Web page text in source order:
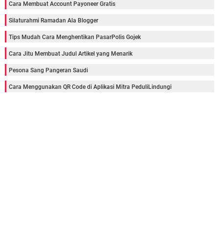
Cara Membuat Account Payoneer Gratis
Silaturahmi Ramadan Ala Blogger
Tips Mudah Cara Menghentikan PasarPolis Gojek
Cara Jitu Membuat Judul Artikel yang Menarik
Pesona Sang Pangeran Saudi
Cara Menggunakan QR Code di Aplikasi Mitra PeduliLindungi